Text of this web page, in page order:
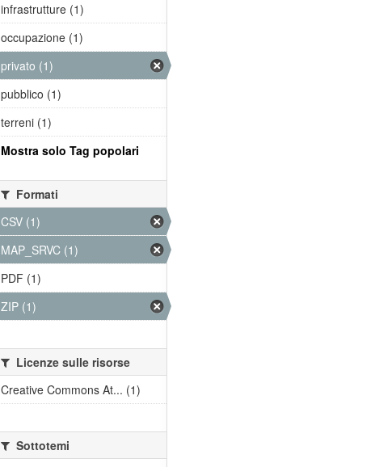
infrastrutture (1)
occupazione (1)
privato (1)
pubblico (1)
terreni (1)
Mostra solo Tag popolari
Formati
CSV (1)
MAP_SRVC (1)
PDF (1)
ZIP (1)
Licenze sulle risorse
Creative Commons At... (1)
Sottotemi